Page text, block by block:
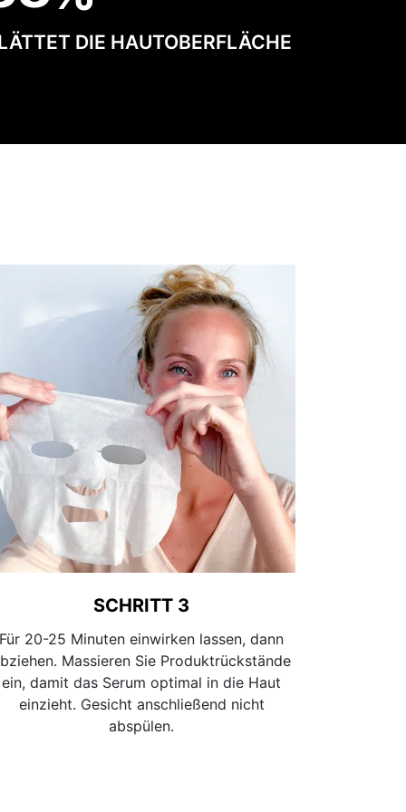
DIE HAUTOBERFLÄCHE
SCHRITT 3
Für 20-25 Minuten einwirken lassen, dann
Massieren Sie Produktrückstände
ein, damit das Serum optimal in die Haut
einzieht. Gesicht anschließend nicht
abspülen.